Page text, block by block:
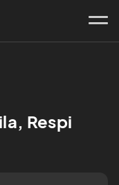
Respi